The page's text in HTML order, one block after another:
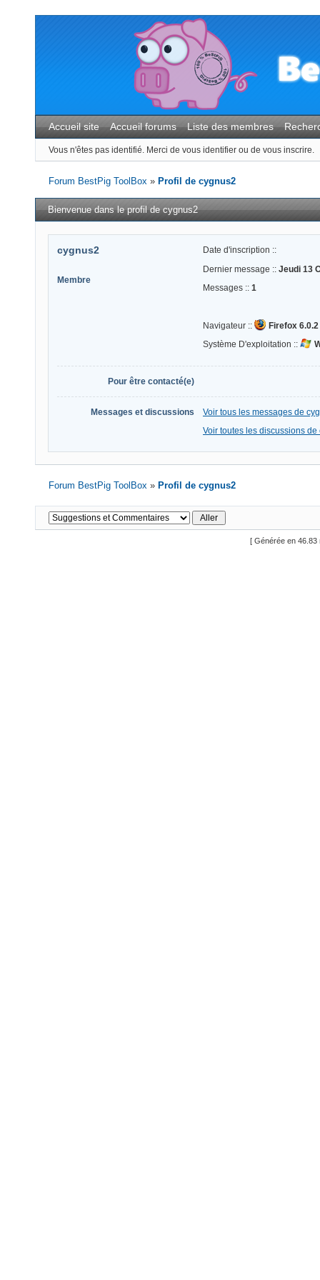
Accueil site Accueil forums Liste des membres
Vous n'êtes pas identifié. Merci de vous identifier ou de vous inscrire.
Forum BestPig ToolBox » Profil de cygnus2
Bienvenue dans le profil de cygnus2
cygnus2
Membre
Date d'inscription ::
Dernier message :: Jeudi 13
Messages :: 1
Navigateur ::
Firefox 6.0.2
Système D'exploitation ::
Pour être contacté(e)
Messages et discussions
Voir tous les messages de
Voir toutes les discussions de
Forum BestPig ToolBox » Profil de cygnus2
[ Générée en